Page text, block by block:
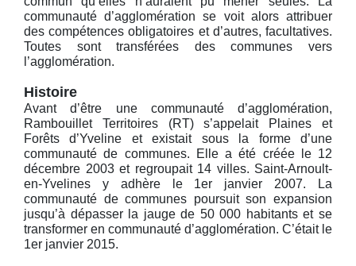
communauté d’agglomération se voit alors attribuer
des compétences obligatoires et d’autres, facultatives.
Toutes sont transférées des communes vers
l’agglomération.
Histoire
Avant d’être une communauté d’agglomération,
Rambouillet Territoires (RT) s’appelait Plaines et
Forêts d’Yveline et existait sous la forme d’une
communauté de communes. Elle a été créée le 12
décembre 2003 et regroupait 14 villes. Saint-Arnoult-
en-Yvelines y adhère le 1er janvier 2007. La
communauté de communes poursuit son expansion
jusqu’à dépasser la jauge de 50 000 habitants et se
transformer en communauté d’agglomération. C’était le
1er janvier 2015.